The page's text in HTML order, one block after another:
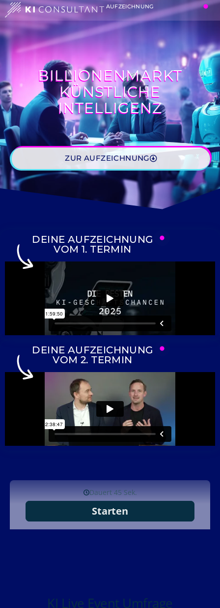
AUFZEICHNUNG
BILLIONENMARKT
KÜNSTLICHE
INTELLIGENZ
ZUR AUFZEICHNUNG
DEINE AUFZEICHNUNG
VOM 1. TERMIN
DEINE AUFZEICHNUNG
VOM 2. TERMIN